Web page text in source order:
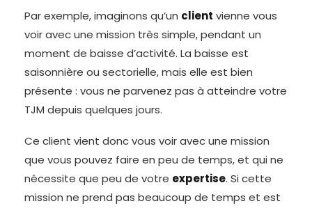
Par exemple, imaginons qu’un client vienne vous
voir avec une mission très simple, pendant un
moment de baisse d’activité. La baisse est
saisonnière ou sectorielle, mais elle est bien
présente : vous ne parvenez pas à atteindre votre
TJM depuis quelques jours.
Ce client vient donc vous voir avec une mission
que vous pouvez faire en peu de temps, et qui ne
nécessite que peu de votre expertise. Si cette
mission ne prend pas beaucoup de temps et est